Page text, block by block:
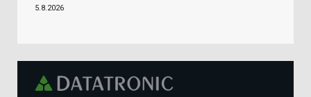
5.8.2026